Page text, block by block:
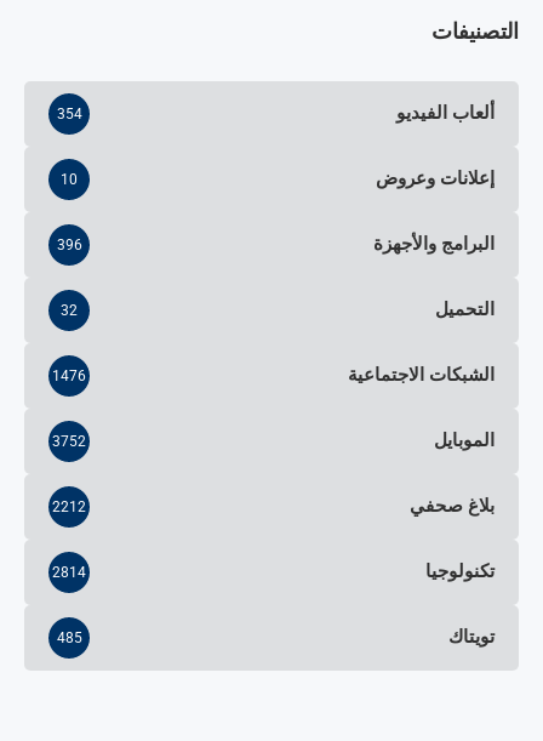
التصنيفات
ألعاب الفيديو 354
إعلانات وعروض 10
البرامج والأجهزة 396
التحميل 32
الشبكات الاجتماعية 1476
الموبايل 3752
بلاغ صحفي 2212
تكنولوجيا 2814
تويتاك 485